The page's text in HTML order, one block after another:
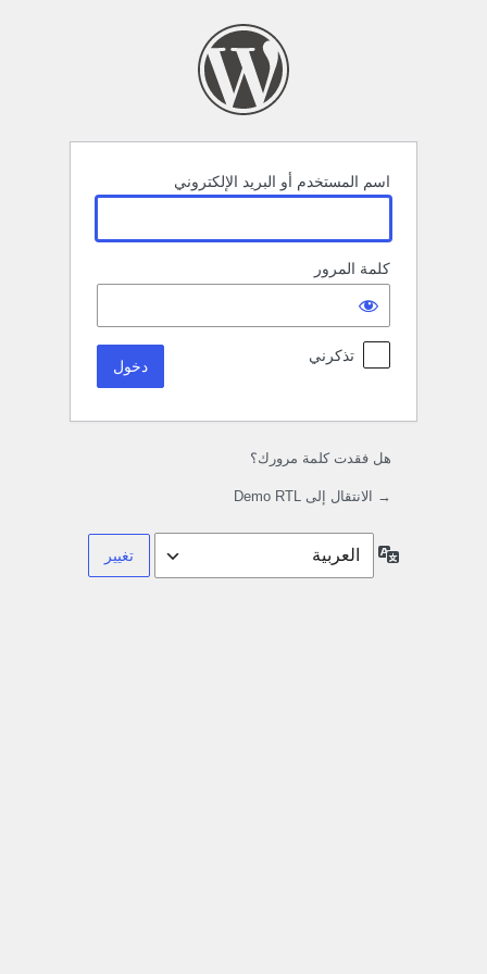
اسم المستخدم أو البريد الإلكتروني
كلمة المرور
تذكرني
هل فقدت كلمة مرورك؟
→ الانتقال إلى Demo RTL
اللغة